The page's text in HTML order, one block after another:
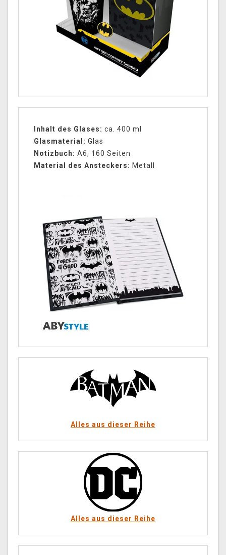
Inhalt des Glases: ca. 400 ml
Glasmaterial: Glas
Notizbuch: A6, 160 Seiten
Material des Ansteckers: Metall
Alles aus dieser Reihe
Alles aus dieser Reihe